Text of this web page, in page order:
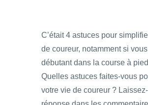
C’était 4 astuces pour
de coureur, notamment si
débutant dans la course à
Quelles astuces faites-vous
votre vie de coureur ?